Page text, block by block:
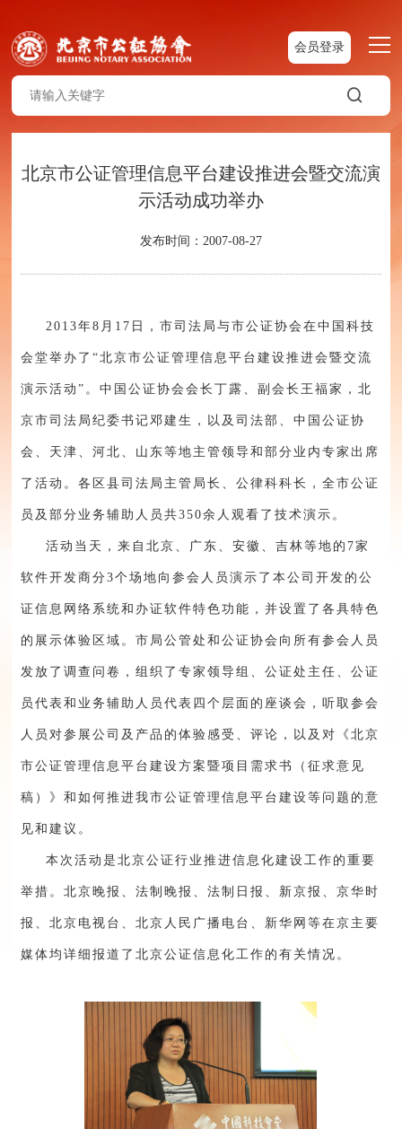
会员登录
北京市公证管理信息平台建设推进会暨交流演
示活动成功举办
发布时间：2007-08-27
2013年8月17日，市司法局与市公证协会在中国科技
会堂举办了“北京市公证管理信息平台建设推进会暨交流
演示活动”。中国公证协会会长丁露、副会长王福家，北
京市司法局纪委书记邓建生，以及司法部、中国公证协
会、天津、河北、山东等地主管领导和部分业内专家出席
了活动。各区县司法局主管局长、公律科科长，全市公证
员及部分业务辅助人员共350余人观看了技术演示。
活动当天，来自北京、广东、安徽、吉林等地的7家
软件开发商分3个场地向参会人员演示了本公司开发的公
证信息网络系统和办证软件特色功能，并设置了各具特色
的展示体验区域。市局公管处和公证协会向所有参会人员
发放了调查问卷，组织了专家领导组、公证处主任、公证
员代表和业务辅助人员代表四个层面的座谈会，听取参会
人员对参展公司及产品的体验感受、评论，以及对《北京
市公证管理信息平台建设方案暨项目需求书（征求意见
稿）》和如何推进我市公证管理信息平台建设等问题的意
见和建议。
本次活动是北京公证行业推进信息化建设工作的重要
举措。北京晚报、法制晚报、法制日报、新京报、京华时
报、北京电视台、北京人民广播电台、新华网等在京主要
媒体均详细报道了北京公证信息化工作的有关情况。